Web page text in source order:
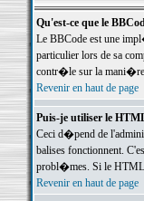
Qu'est-ce que le
Le BBCode est une
particulier lors de sa
contr�le sur la mani�re
Revenir en haut de page
Puis-je utiliser le
Ceci d�pend de
balises fonctionnent.
probl�mes. Si le HTML
Revenir en haut de page